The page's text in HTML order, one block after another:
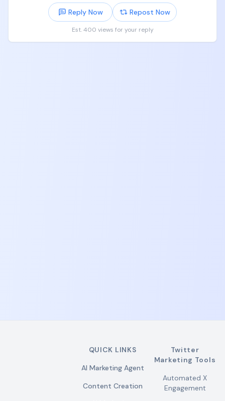
• 有的 Agent 蒸馏了我的专业知识
本面和估值，最后再汇总给 Agent Team Leader 进行
这样可以做到任何一家公司的分析，有事不必问人，
相信比你在网上能看到的绝大部分公众号博主、财经
博主说的都要准确，而且知无不言
Reply Now Repost Now
Est. 400 views for your reply
QUICK LINKS
AI Marketing Agent
Content Creation
Twitter
Marketing Tools
Automated X
Engagement